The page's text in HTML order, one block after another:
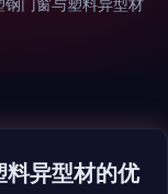
门窗与塑料异型材
料异型材的优